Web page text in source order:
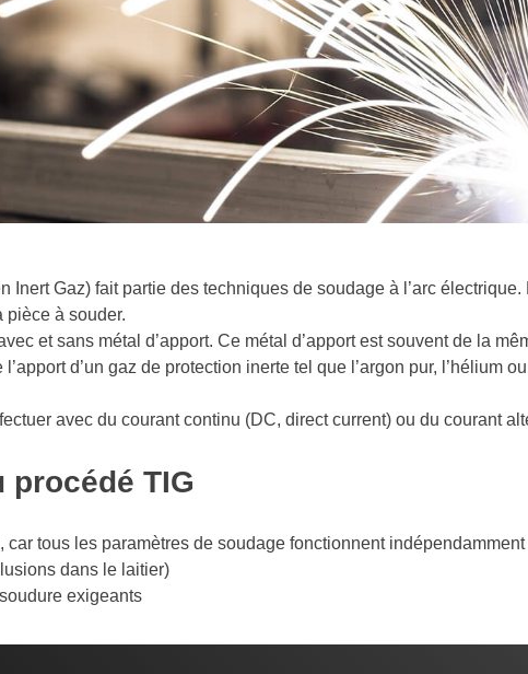
Inert Gaz) fait partie des techniques de soudage à l’arc
pièce à souder.
et sans métal d’apport. Ce métal d’apport est souvent de la
d’un gaz de protection inerte tel que l’argon pur, l’hélium
avec du courant continu (DC, direct current) ou du courant
procédé TIG
car tous les paramètres de soudage fonctionnent
dans le laitier)
exigeants